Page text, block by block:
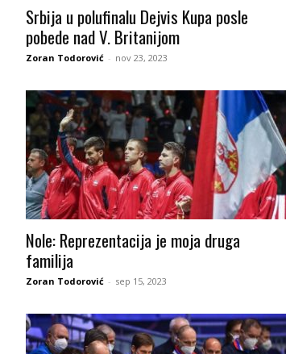
Srbija u polufinalu Dejvis Kupa posle
pobede nad V. Britanijom
Zoran Todorović - nov 23, 2023
Nole: Reprezentacija je moja druga
familija
Zoran Todorović - sep 15, 2023